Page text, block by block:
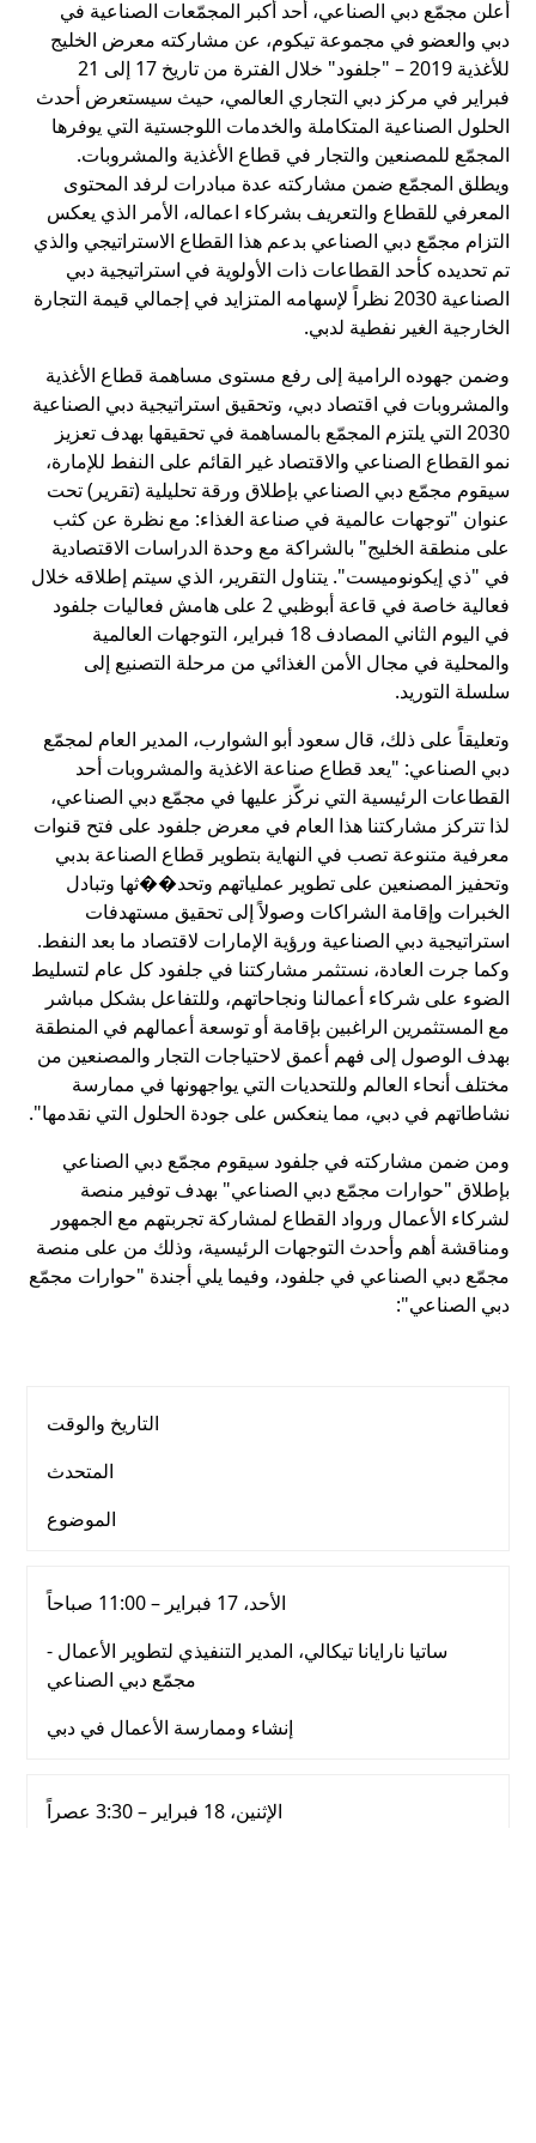
أعلن مجمّع دبي الصناعي، أحد أكبر المجمّعات الصناعية في
دبي والعضو في مجموعة تيكوم، عن مشاركته معرض الخليج
للأغذية 2019 – "جلفود" خلال الفترة من تاريخ 17 إلى 21
فبراير في مركز دبي التجاري العالمي، حيث سيستعرض أحدث
الحلول الصناعية المتكاملة والخدمات اللوجستية التي يوفرها
المجمّع للمصنعين والتجار في قطاع الأغذية والمشروبات.
ويطلق المجمّع ضمن مشاركته عدة مبادرات لرفد المحتوى
المعرفي للقطاع والتعريف بشركاء اعماله، الأمر الذي يعكس
التزام مجمّع دبي الصناعي بدعم هذا القطاع الاستراتيجي والذي
تم تحديده كأحد القطاعات ذات الأولوية في استراتيجية دبي
الصناعية 2030 نظراً لإسهامه المتزايد في إجمالي قيمة التجارة
الخارجية الغير نفطية لدبي.
وضمن جهوده الرامية إلى رفع مستوى مساهمة قطاع الأغذية
والمشروبات في اقتصاد دبي، وتحقيق استراتيجية دبي الصناعية
2030 التي يلتزم المجمّع بالمساهمة في تحقيقها بهدف تعزيز
نمو القطاع الصناعي والاقتصاد غير القائم على النفط للإمارة،
سيقوم مجمّع دبي الصناعي بإطلاق ورقة تحليلية (تقرير) تحت
عنوان "توجهات عالمية في صناعة الغذاء: مع نظرة عن كثب
على منطقة الخليج" بالشراكة مع وحدة الدراسات الاقتصادية
في "ذي إيكونوميست". يتناول التقرير، الذي سيتم إطلاقه خلال
فعالية خاصة في قاعة أبوظبي 2 على هامش فعاليات جلفود
في اليوم الثاني المصادف 18 فبراير، التوجهات العالمية
والمحلية في مجال الأمن الغذائي من مرحلة التصنيع إلى
سلسلة التوريد.
وتعليقاً على ذلك، قال سعود أبو الشوارب، المدير العام لمجمّع
دبي الصناعي: "يعد قطاع صناعة الاغذية والمشروبات أحد
القطاعات الرئيسية التي نركّز عليها في مجمّع دبي الصناعي،
لذا تتركز مشاركتنا هذا العام في معرض جلفود على فتح قنوات
معرفية متنوعة تصب في النهاية بتطوير قطاع الصناعة بدبي
وتحفيز المصنعين على تطوير عملياتهم وتحد��ثها وتبادل
الخبرات وإقامة الشراكات وصولاً إلى تحقيق مستهدفات
استراتيجية دبي الصناعية ورؤية الإمارات لاقتصاد ما بعد النفط.
وكما جرت العادة، نستثمر مشاركتنا في جلفود كل عام لتسليط
الضوء على شركاء أعمالنا ونجاحاتهم، وللتفاعل بشكل مباشر
مع المستثمرين الراغبين بإقامة أو توسعة أعمالهم في المنطقة
بهدف الوصول إلى فهم أعمق لاحتياجات التجار والمصنعين من
مختلف أنحاء العالم وللتحديات التي يواجهونها في ممارسة
نشاطاتهم في دبي، مما ينعكس على جودة الحلول التي نقدمها".
ومن ضمن مشاركته في جلفود سيقوم مجمّع دبي الصناعي
بإطلاق "حوارات مجمّع دبي الصناعي" بهدف توفير منصة
لشركاء الأعمال ورواد القطاع لمشاركة تجربتهم مع الجمهور
ومناقشة أهم وأحدث التوجهات الرئيسية، وذلك من على منصة
مجمّع دبي الصناعي في جلفود، وفيما يلي أجندة "حوارات مجمّع
دبي الصناعي":
التاريخ والوقت
المتحدث
الموضوع
الأحد، 17 فبراير – 11:00 صباحاً
ساتيا نارايانا تيكالي، المدير التنفيذي لتطوير الأعمال -
مجمّع دبي الصناعي
إنشاء وممارسة الأعمال في دبي
الإثنين، 18 فبراير – 3:30 عصراً